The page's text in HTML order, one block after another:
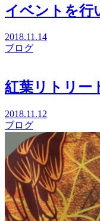
イベントを行
2018.11.14
ブログ
紅葉リトリー
2018.11.12
ブログ